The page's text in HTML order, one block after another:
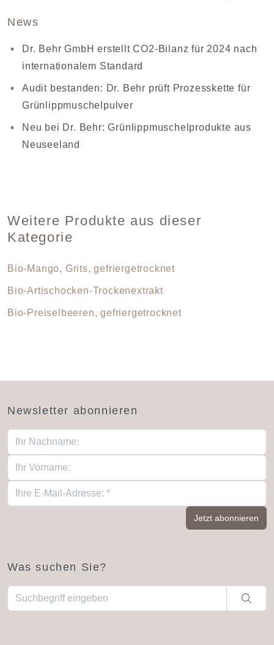
News
Dr. Behr GmbH erstellt CO2-Bilanz für 2024 nach
internationalem Standard
Audit bestanden: Dr. Behr prüft Prozesskette für
Grünlippmuschelpulver
Neu bei Dr. Behr: Grünlippmuschelprodukte aus
Neuseeland
Weitere Produkte aus dieser
Kategorie
Bio-Mango, Grits, gefriergetrocknet
Bio-Artischocken-Trockenextrakt
Bio-Preiselbeeren, gefriergetrocknet
Newsletter abonnieren
Was suchen Sie?
Wenn die Ergebnisse der automatischen